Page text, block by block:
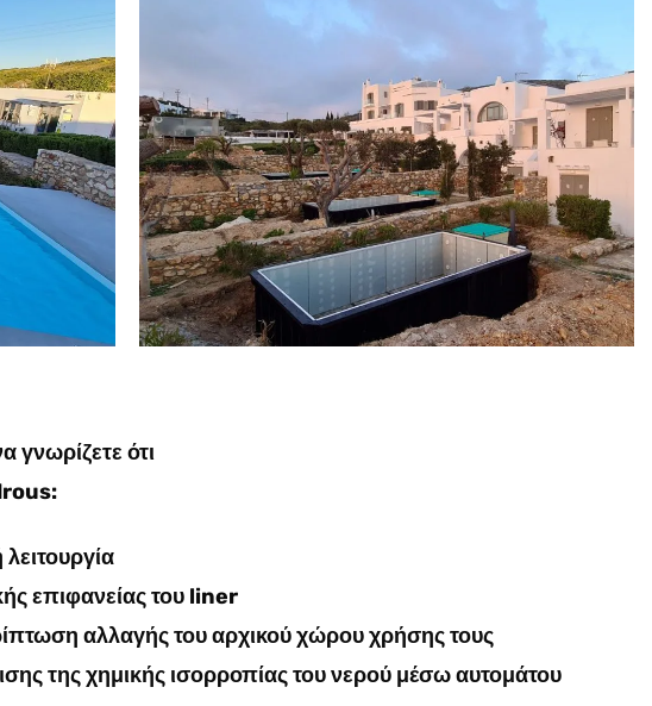
γνωρίζετε ότι
επιφανείας του liner
αλλαγής του αρχικού χώρου χρήσης τους
της χημικής ισορροπίας του νερού μέσω αυτομάτου